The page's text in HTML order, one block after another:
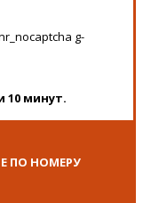
g-
10 минут.
ПО НОМЕРУ